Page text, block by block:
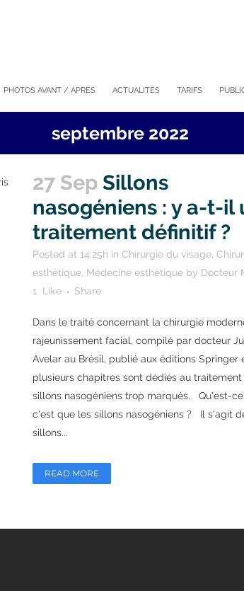
PHOTOS AVANT / APRÈS ACTUALITÉS TARIFS
septembre 2022
27 Sep Sillons
nasogéniens : y a-t-il
traitement définitif ?
Posted at 14:25h in Chirurgie du visage,
esthétique, Médecine esthétique by Docteur
1
Like Share
Dans le traité concernant la chirurgie
rajeunissement facial, compilé par docteur
Avelar au Brésil, publié aux éditions Springer
plusieurs chapitres sont dédiés au traitement
sillons nasogéniens trop marqués. Qu'est-
c'est que les sillons nasogéniens ? Il s'agit
sillons...
READ MORE